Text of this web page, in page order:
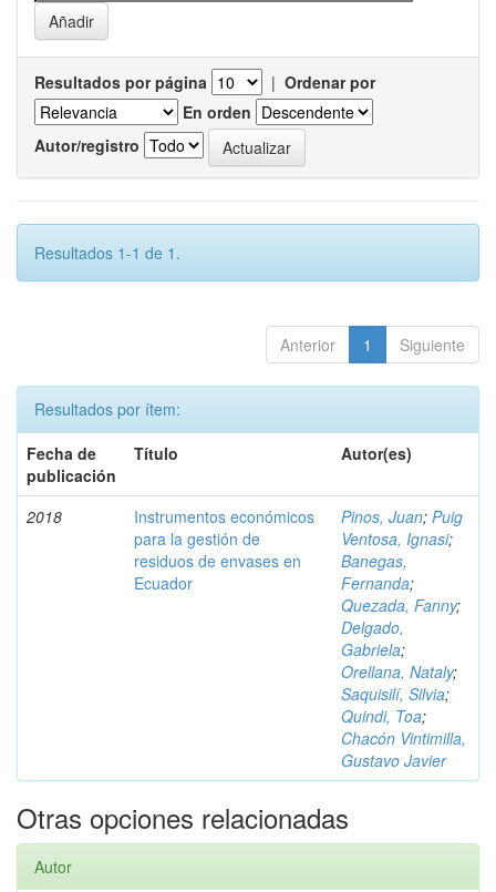
Resultados por página | Ordenar por
En orden
Autor/registro
Resultados 1-1 de 1.
Anterior 1 Siguiente
Resultados por ítem:
Fecha de
publicación
Título Autor(es)
2018
Instrumentos económicos
para la gestión de
residuos de envases en
Ecuador
Pinos, Juan; Puig
Ventosa, Ignasi;
Banegas,
Fernanda;
Quezada, Fanny;
Delgado,
Gabriela;
Orellana, Nataly;
Saquisilí, Silvia;
Quindi, Toa;
Chacón Vintimilla,
Gustavo Javier
Otras opciones relacionadas
Autor